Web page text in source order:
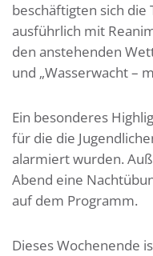
beschäftigten sich
ausführlich mit
den anstehenden
und „Wasserwacht –
Ein besonderes
für die die
alarmiert wurden.
Abend eine
auf dem Programm.
Dieses Wochenende